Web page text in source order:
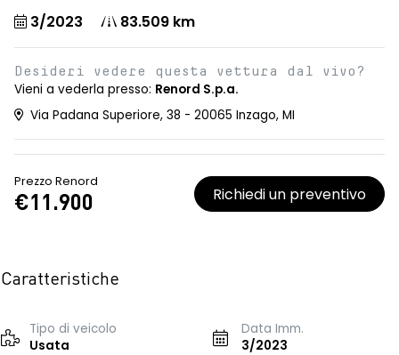
3/2023 83.509 km
Desideri vedere questa vettura dal vivo?
Vieni a vederla presso: Renord S.p.a.
Via Padana Superiore, 38 - 20065 Inzago, MI
Prezzo Renord
€11.900 Richiedi un preventivo
Caratteristiche
Tipo di veicolo
Usata
Data Imm.
3/2023